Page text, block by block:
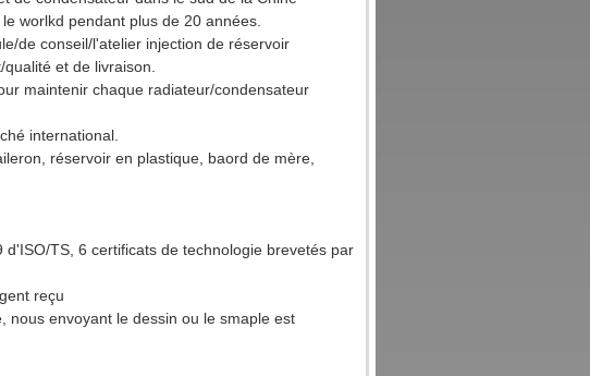
worlkd pendant plus de 20 années.
de conseil/l'atelier injection de réservoir
et de livraison.
maintenir chaque radiateur/condensateur
international.
réservoir en plastique, baord de mère,
TS, 6 certificats de technologie brevetés par
reçu
nous envoyant le dessin ou le smaple est